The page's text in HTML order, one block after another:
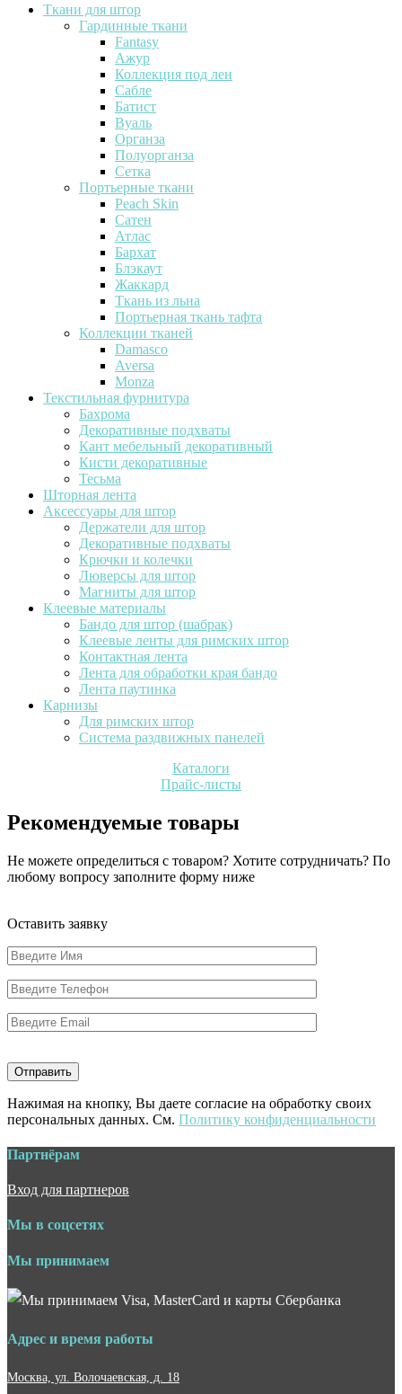
Ткани для штор
Гардинные ткани
Fantasy
Ажур
Коллекция под лен
Сабле
Батист
Вуаль
Органза
Полуорганза
Сетка
Портьерные ткани
Peach Skin
Сатен
Атлас
Бархат
Блэкаут
Жаккард
Ткань из льна
Портьерная ткань тафта
Коллекции тканей
Damasco
Aversa
Monza
Текстильная фурнитура
Бахрома
Декоративные подхваты
Кант мебельный декоративный
Кисти декоративные
Тесьма
Шторная лента
Аксессуары для штор
Держатели для штор
Декоративные подхваты
Крючки и колечки
Люверсы для штор
Магниты для штор
Клеевые материалы
Бандо для штор (шабрак)
Клеевые ленты для римских штор
Контактная лента
Лента для обработки края бандо
Лента паутинка
Карнизы
Для римских штор
Система раздвижных панелей
Каталоги
Прайс-листы
Рекомендуемые товары
Не можете определиться с товаром? Хотите сотрудничать? По
любому вопросу заполните форму ниже
Оставить заявку
Нажимая на кнопку, Вы даете согласие на обработку своих
персональных данных. См. Политику конфиденциальности
Партнёрам
Вход для партнеров
Мы в соцсетях
Мы принимаем
Адрес и время работы
Москва, ул. Волочаевская, д. 18